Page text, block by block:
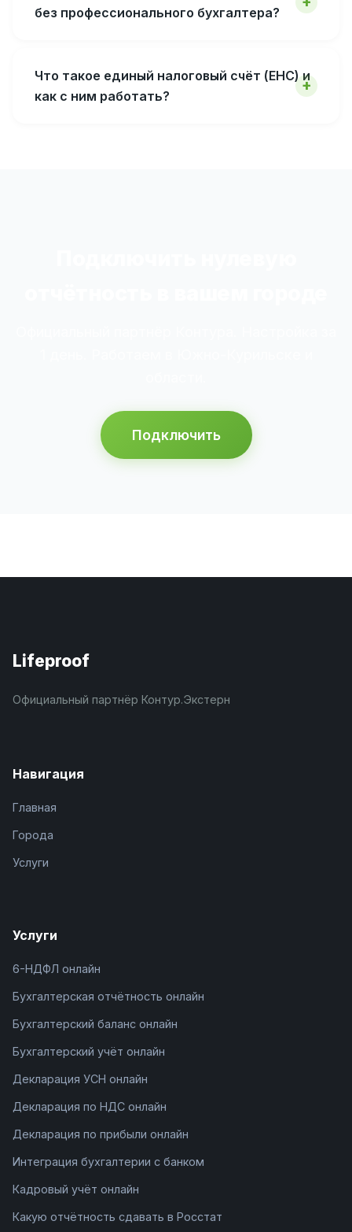
без профессионального бухгалтера?
Что такое единый налоговый счёт (ЕНС) и
как с ним работать?
Подключить
Lifeproof
Официальный партнёр Контур.Экстерн
Навигация
Главная
Города
Услуги
Услуги
6-НДФЛ онлайн
Бухгалтерская отчётность онлайн
Бухгалтерский баланс онлайн
Бухгалтерский учёт онлайн
Декларация УСН онлайн
Декларация по НДС онлайн
Декларация по прибыли онлайн
Интеграция бухгалтерии с банком
Кадровый учёт онлайн
Какую отчётность сдавать в Росстат